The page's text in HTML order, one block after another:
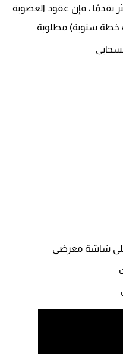
تقدمًا ، فإن عقود العضوية
خطة سنوية) مطلوبة
على شاشة معرضي